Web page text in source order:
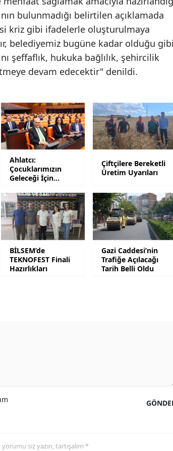
Malatya
Manisa
Kahramanmaraş
Mardin
Muş
Nevşehir
Niğde
Rize
Sakarya
Samsun
Siirt
bulunmadığı belirtilen açıklamada
kriz gibi ifadelerle oluşturulmaya
belediyemiz bugüne kadar olduğu
şeffaflık, hukuka bağlılık, şehircilik
devam edecektir" denildi.
Ahlatcı:
Çocuklarımızın
Geleceği İçin
Çiftçilere Bereketli
Üretim Uyarıları
BİLSEM’de
TEKNOFEST Finali
Hazırlıkları
Gazi Caddesi’nin
Trafiğe Açılacağı
Tarih Belli Oldu
siz yazın, tartışalım *